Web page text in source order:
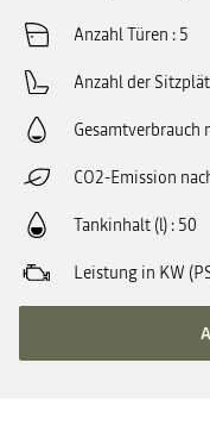
Anzahl Türen 5
Anzahl der
Gesamtverbrauch
CO2-Emission
Tankinhalt (l) 50
Leistung in KW